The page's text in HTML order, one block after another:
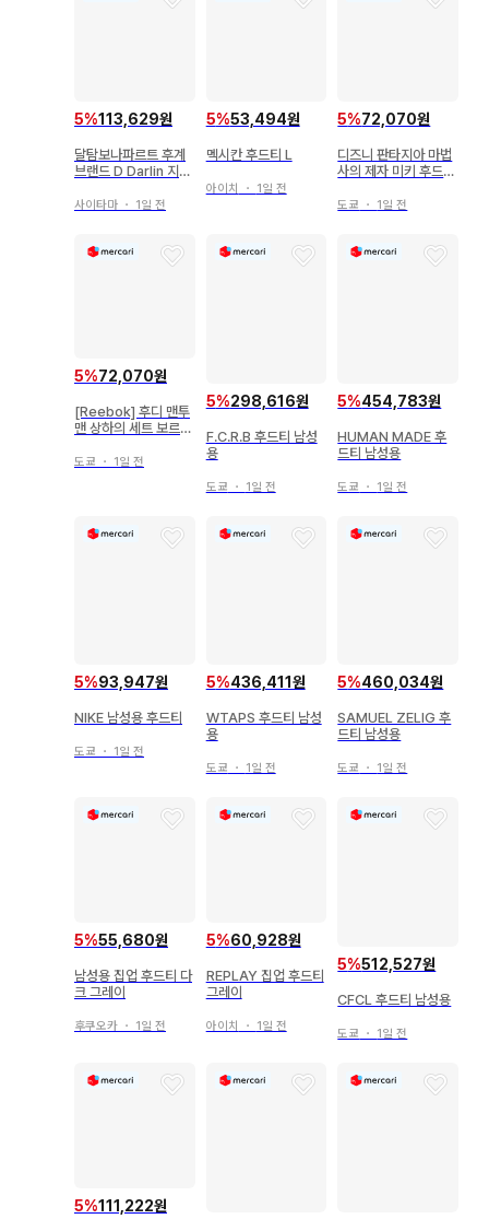
5%113,629원
달탐보나파르트 후계
브랜드 D Darlin 지퍼
사이타마 ・ 1일 전
5%53,494원
멕시칸 후드티 L
아이치 ・ 1일 전
5%72,070원
디즈니 판타지아 마법
사의 제자 미키 후드티
도쿄 ・ 1일 전
5%72,070원
[Reebok] 후디 맨투
맨 상하의 세트 보르도
도쿄 ・ 1일 전
5%298,616원
F.C.R.B 후드티 남성
용
도쿄 ・ 1일 전
5%454,783원
HUMAN MADE 후
드티 남성용
도쿄 ・ 1일 전
5%93,947원
NIKE 남성용 후드티
도쿄 ・ 1일 전
5%436,411원
WTAPS 후드티 남성
용
도쿄 ・ 1일 전
5%460,034원
SAMUEL ZELIG 후
드티 남성용
도쿄 ・ 1일 전
5%55,680원
남성용 집업 후드티 다
크 그레이
후쿠오카 ・ 1일 전
5%60,928원
REPLAY 집업 후드티
그레이
아이치 ・ 1일 전
5%512,527원
CFCL 후드티 남성용
도쿄 ・ 1일 전
5%111,222원